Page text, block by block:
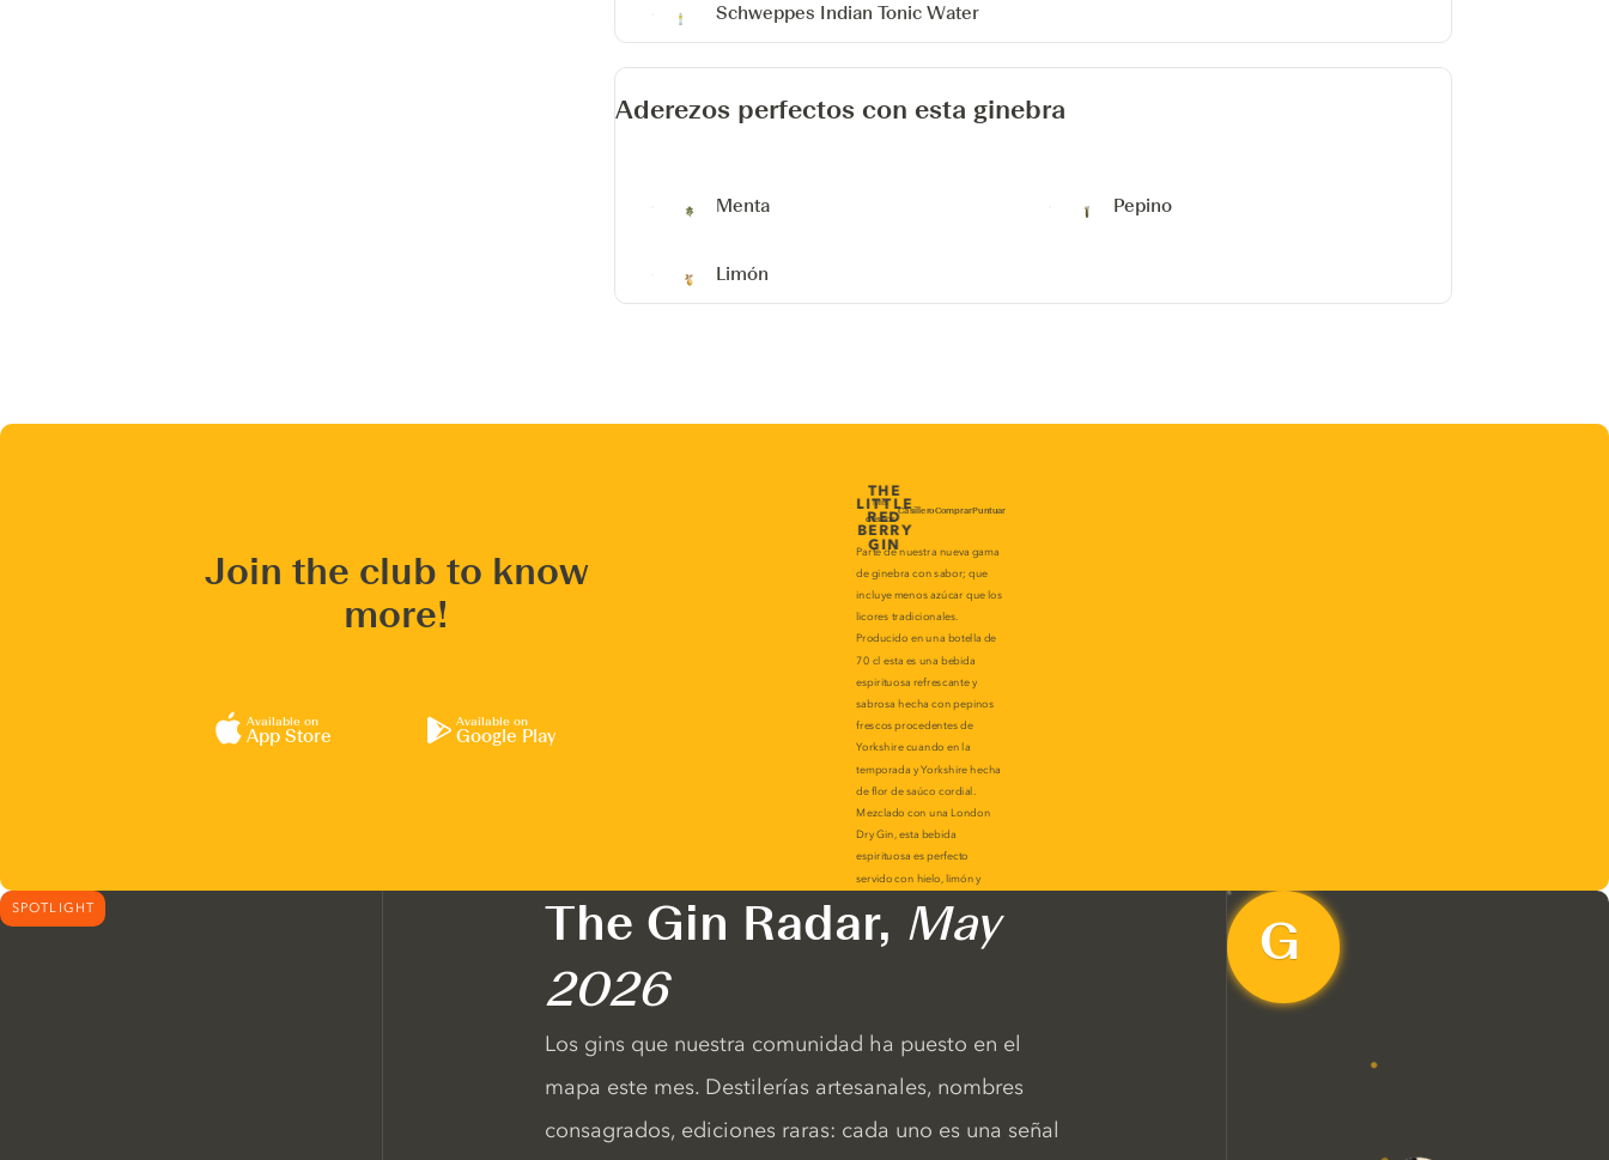
Schweppes Indian Tonic Water
Aderezos perfectos con esta ginebra
Menta Pepino
Limón
Join the club to know
more!
Available on
App Store
Available on
Google Play
SPOTLIGHT The Gin Radar, May
2026
Los gins que nuestra comunidad ha puesto en el
mapa este mes. Destilerías artesanales, nombres
consagrados, ediciones raras: cada uno es una señal